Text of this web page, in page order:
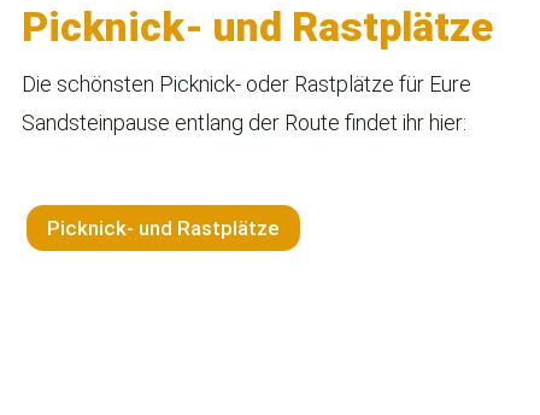
Picknick- und Rastplätze
Die schönsten Picknick- oder Rastplätze für Eure
Sandsteinpause entlang der Route findet ihr hier:
Picknick- und Rastplätze